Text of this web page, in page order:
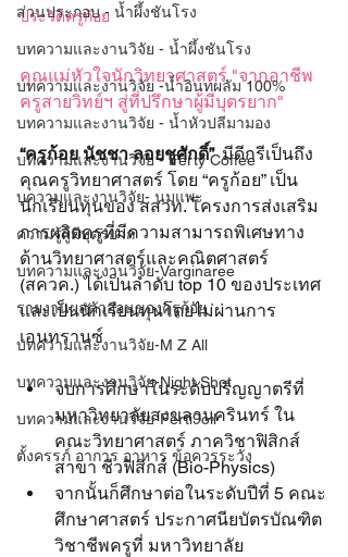
ส่วนประกอบ - น้ำผึ้งชันโรง
บทความและงานวิจัย - น้ำผึ้งชันโรง
บทความและงานวิจัย -น้ำอินทผลัม 100%
บทความและงานวิจัย - น้ำหัวปลีมามอง
บทความและงานวิจัย - Ferty Coffee
บความและงานวิจัย- นมแพะ
ความรู้ผู้มีบุตรยาก
บทความและงานวิจัย-Varginaree
รายงานผลตัวอ่อนของครูก้อย
บทความและงานวิจัย-M Z All
บทความและงานวิจัย-Night Shot
บทความและงานวิจัย-Ferti9oil
ตั้งครรภ์ อาการ อาหาร ข้อควรระวัง
ประวัติครูก้อย
คุณแม่หัวใจนักวิทยาศาสตร์ "จากอาชีพ
ครูสายวิทย์ฯ สู่ที่ปรึกษาผู้มีบุตรยาก"
“ครูก้อย นัชชา ลอยชูศักดิ์” มีดีกรีเป็นถึง
คุณครูวิทยาศาสตร์ โดย “ครูก้อย” เป็น
นักเรียนทุนของ สสวท. โครงการส่งเสริม
การผลิตครูที่มีความสามารถพิเศษทาง
ด้านวิทยาศาสตร์และคณิตศาสตร์
(สควค.) ได้เป็นลำดับ top 10 ของประเทศ
และเป็นนักเรียนทุนโดยไม่ผ่านการ
เอนทรานซ์
จบการศึกษาในระดับปริญญาตรีที่
มหาวิทยาลัยสงขลานครินทร์ ใน
คณะวิทยาศาสตร์ ภาควิชาฟิสิกส์
สาขา ชีวฟิสิกส์ (Bio-Physics)
จากนั้นก็ศึกษาต่อในระดับปีที่ 5 คณะ
ศึกษาศาสตร์ ประกาศนียบัตรบัณฑิต
วิชาชีพครูที่ มหาวิทยาลัย